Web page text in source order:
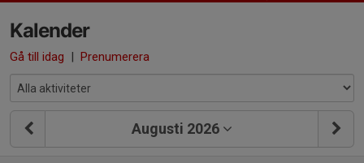
Kalender
Gå till idag | Prenumerera
Augusti 2026